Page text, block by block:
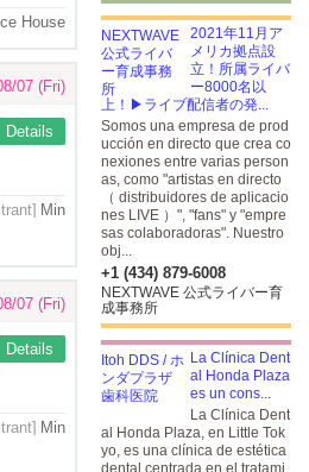
House
07 (Fri)
Details
Min
07 (Fri)
Details
Min
2021年11月ア
メリカ拠点設
立！所属ライバ
ー8000名以
上！▶ライブ配信者の発...
Somos una empresa de prod
ucción en directo que crea co
nexiones entre varias person
as, como "artistas en directo
（ distribuidores de aplicacio
nes LIVE ）", "fans" y "empre
sas colaboradoras". Nuestro
obj...
+1 (434) 879-6008
NEXTWAVE 公式ライバー育
成事務所
La Clínica Dent
al Honda Plaza
es un cons...
La Clínica Dent
al Honda Plaza, en Little Tok
yo, es una clínica de estética
dental centrada en el tratami